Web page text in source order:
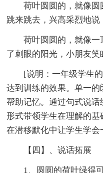
荷叶圆圆的，就像圆
跳来跳去，兴高采烈地
荷叶圆圆的，就像一
了刺眼的阳光，小朋友
[说明：一年级学生的
达到训练的效果。单一
帮助记忆。通过句式说
形式带领学生在理解的
在潜移默化中让学生学
【四】、说话拓展
1、圆圆的荷叶绿得可